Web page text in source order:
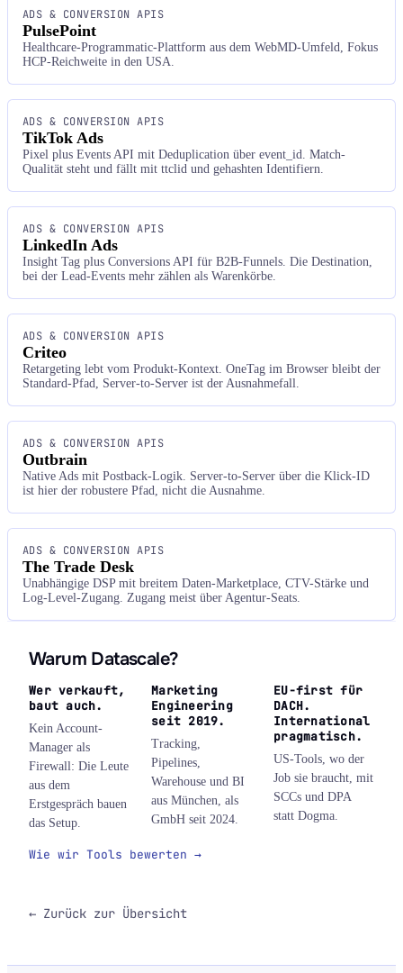
ADS & CONVERSION APIS
PulsePoint
Healthcare-Programmatic-Plattform aus dem WebMD-Umfeld, Fokus
HCP-Reichweite in den USA.
ADS & CONVERSION APIS
TikTok Ads
Pixel plus Events API mit Deduplication über event_id. Match-
Qualität steht und fällt mit ttclid und gehashten Identifiern.
ADS & CONVERSION APIS
LinkedIn Ads
Insight Tag plus Conversions API für B2B-Funnels. Die Destination,
bei der Lead-Events mehr zählen als Warenkörbe.
ADS & CONVERSION APIS
Criteo
Retargeting lebt vom Produkt-Kontext. OneTag im Browser bleibt der
Standard-Pfad, Server-to-Server ist der Ausnahmefall.
ADS & CONVERSION APIS
Outbrain
Native Ads mit Postback-Logik. Server-to-Server über die Klick-ID
ist hier der robustere Pfad, nicht die Ausnahme.
ADS & CONVERSION APIS
The Trade Desk
Unabhängige DSP mit breitem Daten-Marketplace, CTV-Stärke und
Log-Level-Zugang. Zugang meist über Agentur-Seats.
Warum Datascale?
Wer verkauft,
baut auch.
Kein Account-
Manager als
Firewall: Die Leute
aus dem
Erstgespräch bauen
das Setup.
Marketing
Engineering
seit 2019.
Tracking,
Pipelines,
Warehouse und BI
aus München, als
GmbH seit 2024.
EU-first für
DACH.
International
pragmatisch.
US-Tools, wo der
Job sie braucht, mit
SCCs und DPA
statt Dogma.
Wie wir Tools bewerten →
← Zurück zur Übersicht